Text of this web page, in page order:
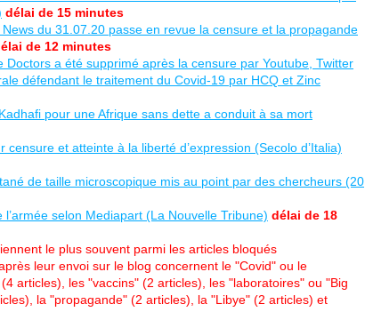
délai de 15 minutes
du 31.07.20 passe en revue la censure et la propagande
de 12 minutes
Doctors a été supprimé après la censure par Youtube, Twitter
défendant le traitement du Covid-19 par HCQ et Zinc
pour une Afrique sans dette a conduit à sa mort
et atteinte à la liberté d’expression (Secolo d’Italia)
de taille microscopique mis au point par des chercheurs (20
selon Mediapart (La Nouvelle Tribune) délai de 18
le plus souvent parmi les articles bloqués
leur envoi sur le blog concernent le "Covid" ou le
articles), les "vaccins" (2 articles), les "laboratoires" ou "Big
la "propagande" (2 articles), la "Libye" (2 articles) et